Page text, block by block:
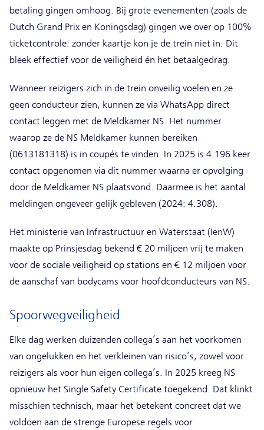
betaling gingen omhoog. Bij grote evenementen (zoals de
Dutch Grand Prix en Koningsdag) gingen we over op 100%
ticketcontrole: zonder kaartje kon je de trein niet in. Dit
bleek effectief voor de veiligheid én het betaalgedrag.
Wanneer reizigers zich in de trein onveilig voelen en ze
geen conducteur zien, kunnen ze via WhatsApp direct
contact leggen met de Meldkamer NS. Het nummer
waarop ze de NS Meldkamer kunnen bereiken
(0613181318) is in coupés te vinden. In 2025 is 4.196 keer
contact opgenomen via dit nummer waarna er opvolging
door de Meldkamer NS plaatsvond. Daarmee is het aantal
meldingen ongeveer gelijk gebleven (2024: 4.308).
Het ministerie van Infrastructuur en Waterstaat (IenW)
maakte op Prinsjesdag bekend € 20 miljoen vrij te maken
voor de sociale veiligheid op stations en € 12 miljoen voor
de aanschaf van bodycams voor hoofdconducteurs van NS.
Spoorwegveiligheid
Elke dag werken duizenden collega’s aan het voorkomen
van ongelukken en het verkleinen van risico’s, zowel voor
reizigers als voor hun eigen collega’s. In 2025 kreeg NS
opnieuw het Single Safety Certificate toegekend. Dat klinkt
misschien technisch, maar het betekent concreet dat we
voldoen aan de strenge Europese regels voor